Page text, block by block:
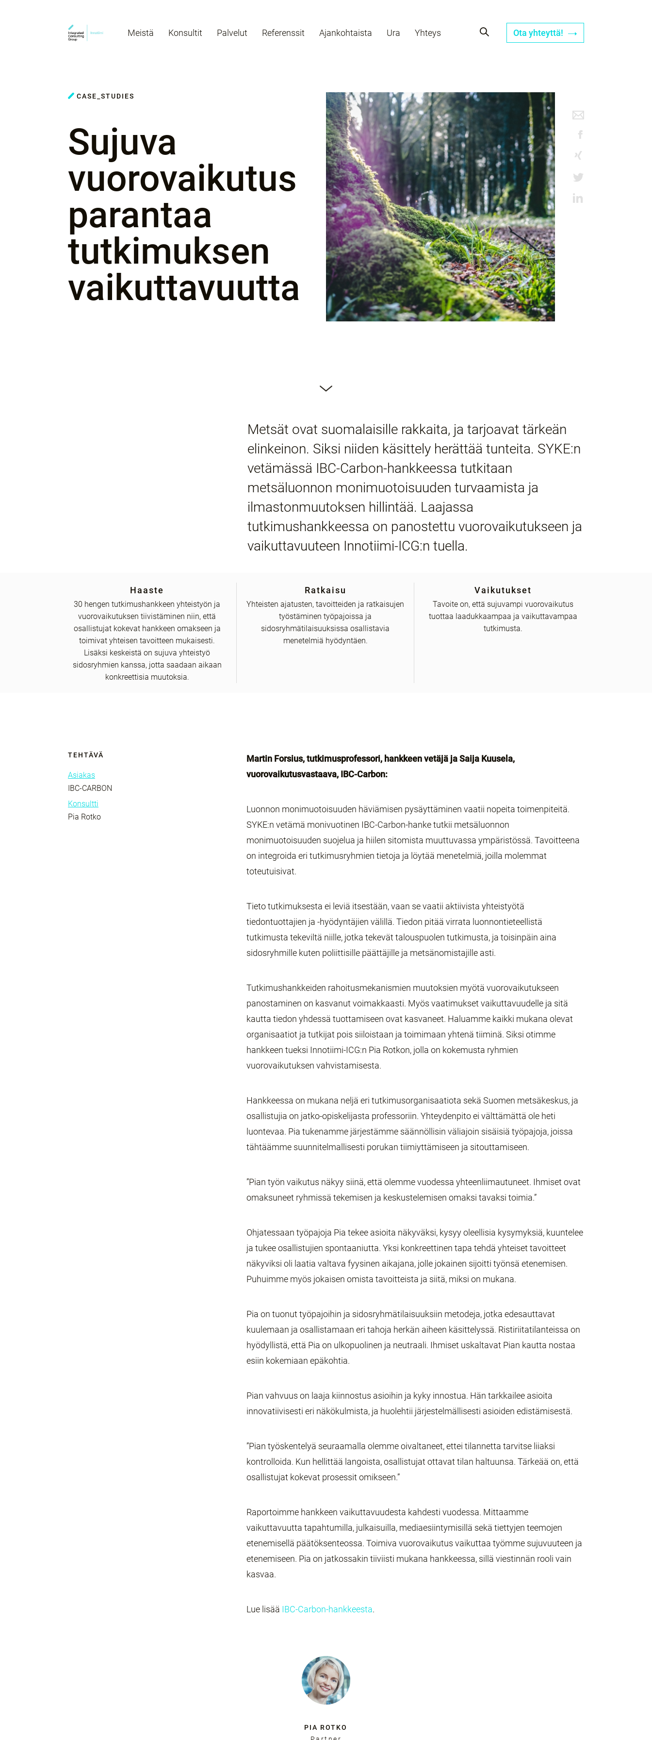
Meistä Konsultit Palvelut Referenssit Ajankohtaista Ura Yhteys Ota yhteyttä!
CASE_STUDIES
Sujuva
vuorovaikutus
parantaa
tutkimuksen
vaikuttavuutta
Metsät ovat suomalaisille rakkaita, ja tarjoavat tärkeän
elinkeinon. Siksi niiden käsittely herättää tunteita. SYKE:n
vetämässä IBC-Carbon-hankkeessa tutkitaan
metsäluonnon monimuotoisuuden turvaamista ja
ilmastonmuutoksen hillintää. Laajassa
tutkimushankkeessa on panostettu vuorovaikutukseen ja
vaikuttavuuteen Innotiimi-ICG:n tuella.
Haaste
30 hengen tutkimushankkeen yhteistyön ja
vuorovaikutuksen tiivistäminen niin, että
osallistujat kokevat hankkeen omakseen ja
toimivat yhteisen tavoitteen mukaisesti.
Lisäksi keskeistä on sujuva yhteistyö
sidosryhmien kanssa, jotta saadaan aikaan
konkreettisia muutoksia.
Ratkaisu
Yhteisten ajatusten, tavoitteiden ja ratkaisujen
työstäminen työpajoissa ja
sidosryhmätilaisuuksissa osallistavia
menetelmiä hyödyntäen.
Vaikutukset
Tavoite on, että sujuvampi vuorovaikutus
tuottaa laadukkaampaa ja vaikuttavampaa
tutkimusta.
TEHTÄVÄ
Asiakas
IBC-CARBON
Konsultti
Pia Rotko
Martin Forsius, tutkimusprofessori, hankkeen vetäjä ja Saija Kuusela,
vuorovaikutusvastaava, IBC-Carbon:
Luonnon monimuotoisuuden häviämisen pysäyttäminen vaatii nopeita toimenpiteitä.
SYKE:n vetämä monivuotinen IBC-Carbon-hanke tutkii metsäluonnon
monimuotoisuuden suojelua ja hiilen sitomista muuttuvassa ympäristössä. Tavoitteena
on integroida eri tutkimusryhmien tietoja ja löytää menetelmiä, joilla molemmat
toteutuisivat.
Tieto tutkimuksesta ei leviä itsestään, vaan se vaatii aktiivista yhteistyötä
tiedontuottajien ja -hyödyntäjien välillä. Tiedon pitää virrata luonnontieteellistä
tutkimusta tekeviltä niille, jotka tekevät talouspuolen tutkimusta, ja toisinpäin aina
sidosryhmille kuten poliittisille päättäjille ja metsänomistajille asti.
Tutkimushankkeiden rahoitusmekanismien muutoksien myötä vuorovaikutukseen
panostaminen on kasvanut voimakkaasti. Myös vaatimukset vaikuttavuudelle ja sitä
kautta tiedon yhdessä tuottamiseen ovat kasvaneet. Haluamme kaikki mukana olevat
organisaatiot ja tutkijat pois siiloistaan ja toimimaan yhtenä tiiminä. Siksi otimme
hankkeen tueksi Innotiimi-ICG:n Pia Rotkon, jolla on kokemusta ryhmien
vuorovaikutuksen vahvistamisesta.
Hankkeessa on mukana neljä eri tutkimusorganisaatiota sekä Suomen metsäkeskus, ja
osallistujia on jatko-opiskelijasta professoriin. Yhteydenpito ei välttämättä ole heti
luontevaa. Pia tukenamme järjestämme säännöllisin väliajoin sisäisiä työpajoja, joissa
tähtäämme suunnitelmallisesti porukan tiimiyttämiseen ja sitouttamiseen.
”Pian työn vaikutus näkyy siinä, että olemme vuodessa yhteenliimautuneet. Ihmiset ovat
omaksuneet ryhmissä tekemisen ja keskustelemisen omaksi tavaksi toimia.”
Ohjatessaan työpajoja Pia tekee asioita näkyväksi, kysyy oleellisia kysymyksiä, kuuntelee
ja tukee osallistujien spontaaniutta. Yksi konkreettinen tapa tehdä yhteiset tavoitteet
näkyviksi oli laatia valtava fyysinen aikajana, jolle jokainen sijoitti työnsä etenemisen.
Puhuimme myös jokaisen omista tavoitteista ja siitä, miksi on mukana.
Pia on tuonut työpajoihin ja sidosryhmätilaisuuksiin metodeja, jotka edesauttavat
kuulemaan ja osallistamaan eri tahoja herkän aiheen käsittelyssä. Ristiriitatilanteissa on
hyödyllistä, että Pia on ulkopuolinen ja neutraali. Ihmiset uskaltavat Pian kautta nostaa
esiin kokemiaan epäkohtia.
Pian vahvuus on laaja kiinnostus asioihin ja kyky innostua. Hän tarkkailee asioita
innovatiivisesti eri näkökulmista, ja huolehtii järjestelmällisesti asioiden edistämisestä.
”Pian työskentelyä seuraamalla olemme oivaltaneet, ettei tilannetta tarvitse liiaksi
kontrolloida. Kun hellittää langoista, osallistujat ottavat tilan haltuunsa. Tärkeää on, että
osallistujat kokevat prosessit omikseen.”
Raportoimme hankkeen vaikuttavuudesta kahdesti vuodessa. Mittaamme
vaikuttavuutta tapahtumilla, julkaisuilla, mediaesiintymisillä sekä tiettyjen teemojen
etenemisellä päätöksenteossa. Toimiva vuorovaikutus vaikuttaa työmme sujuvuuteen ja
etenemiseen. Pia on jatkossakin tiiviisti mukana hankkeessa, sillä viestinnän rooli vain
kasvaa.
Lue lisää IBC-Carbon-hankkeesta.
PIA ROTKO